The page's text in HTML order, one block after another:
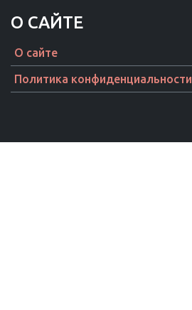
О САЙТЕ
О сайте
Политика конфиденциальности